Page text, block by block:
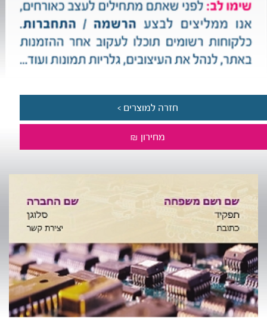
חזרה למוצרים >
מחירון ₪